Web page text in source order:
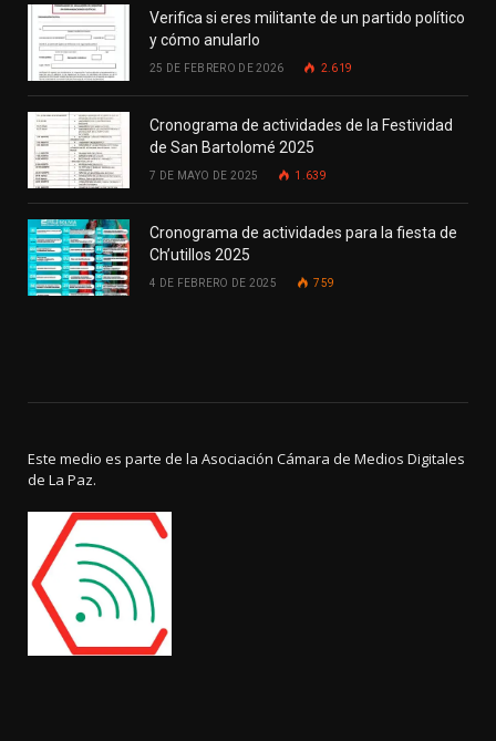
Verifica si eres militante de un partido político
y cómo anularlo
25 DE FEBRERO DE 2026 2.619
Cronograma de actividades de la Festividad
de San Bartolomé 2025
7 DE MAYO DE 2025 1.639
Cronograma de actividades para la fiesta de
Ch’utillos 2025
4 DE FEBRERO DE 2025 759
Este medio es parte de la Asociación Cámara de Medios Digitales
de La Paz.